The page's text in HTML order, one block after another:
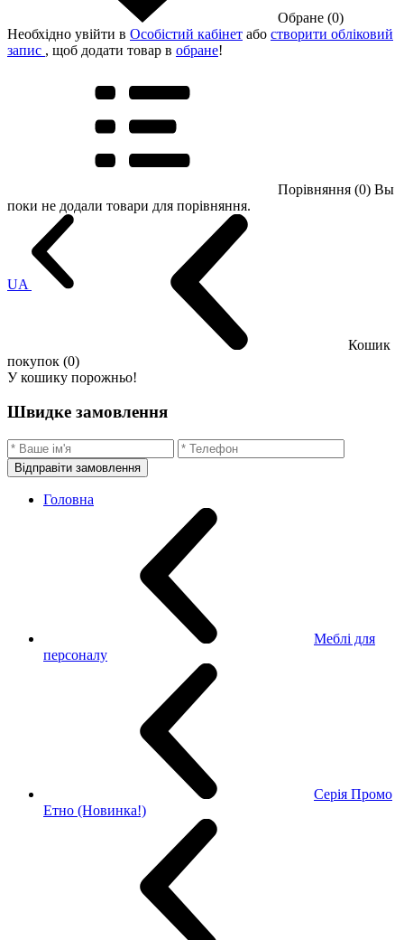
Обране (0)
Необхідно увійти в Особістий кабінет або створити обліковий
запис , щоб додати товар в обране!
Порівняння (0) Вы
поки не додали товари для порівняння.
UA
Кошик
покупок (0)
У кошику порожньо!
Швидке замовлення
Відправіти замовлення
Головна
Меблі для
персоналу
Серія Промо
Етно (Новинка!)